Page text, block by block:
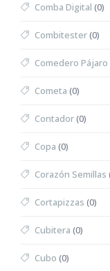
Comba Digital (0)
Combitester(0)
Comedero Pájaro
Cometa (0)
Contador(0)
Copa (0)
Corazón Semillas
Cortapizzas (0)
Cubitera (0)
Cubo (0)